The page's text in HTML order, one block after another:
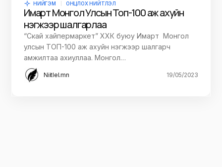
НИЙГЭМ ОНЦЛОХ НИЙТЛЭЛ
Имарт Монгол Улсын Топ-100 аж ахуйн
нэгжээр шалгарлаа
“Скай хайпермаркет” ХХК буюу Имарт Монгол
улсын ТОП-100 аж ахуйн нэгжээр шалгарч
амжилтаа ахиуллаа. Монгол…
Niitlel.mn 19/05/2023